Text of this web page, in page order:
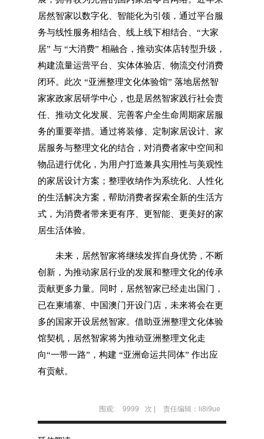
居然智家以数字化、智能化为引领，通过平台服
务与线性服务相结合、线上线下相结合、“大家
居” 与 “大消费” 相融合，推动实体店转型升级，
构建流量运营平台、实体体验店、物流交付消费
闭环。此次 “亚洲整理文化体验馆” 落地居然智
家家政家居研学中心，也是居然智家践行社会责
任、推动文化发展、完善客户全生命周期家居服
务的重要举措。通过将装修、定制家居设计、家
居服务与整理文化的结合，对消费者家中空间和
物品进行优化，为用户打造兼具实用性与美观性
的家居设计方案；整理收纳作为系统化、人性化
的生活解决方案，帮助消费者探索全新的生活方
式，为消费者带来更有序、更智能、更美好的家
居生活体验。
未来，居然智家将继续发挥自身优势，不断
创新，为推动家居行业的发展和整理文化的传承
贡献更多力量。同时，居然智家已经走出国门，
已在柬埔寨、中国澳门开设门店，未来将会在更
多的国家开设居然智家。借助亚洲整理文化体验
馆契机，居然智家将为推动亚洲整理文化走
向“一带一路”，构建 “亚洲命运共同体” 作出应
有贡献。
围观: 9999 次 | 责任编辑：li8i9ue